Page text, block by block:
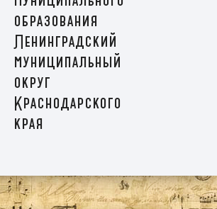
образования
Ленинградский
муниципальный
округ
Краснодарского
края